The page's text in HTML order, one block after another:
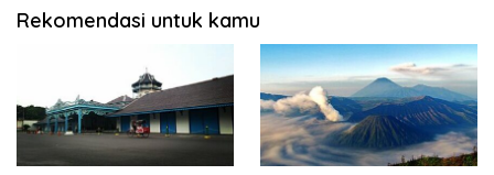
Rekomendasi untuk kamu